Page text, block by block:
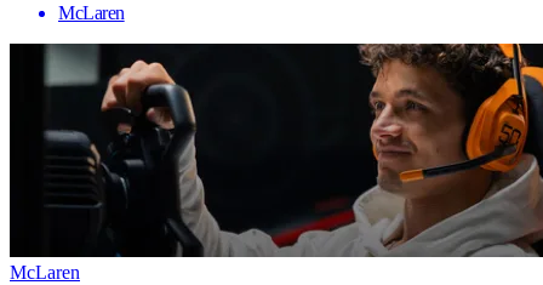
McLaren
McLaren